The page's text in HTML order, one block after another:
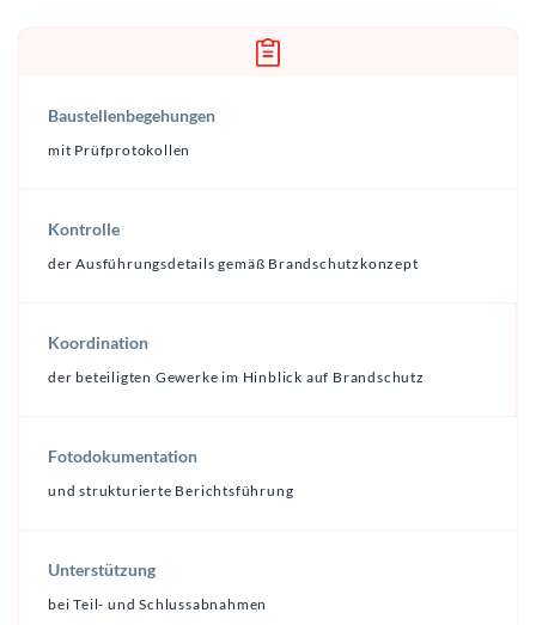
Baustellenbegehungen
mit Prüfprotokollen
Kontrolle
der Ausführungsdetails gemäß Brandschutzkonzept
Koordination
der beteiligten Gewerke im Hinblick auf Brandschutz
Fotodokumentation
und strukturierte Berichtsführung
Unterstützung
bei Teil- und Schlussabnahmen